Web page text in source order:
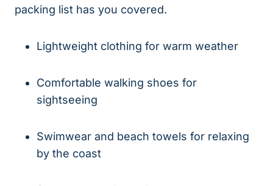
packing list has you covered.
Lightweight clothing for warm weather
Comfortable walking shoes for
sightseeing
Swimwear and beach towels for relaxing
by the coast